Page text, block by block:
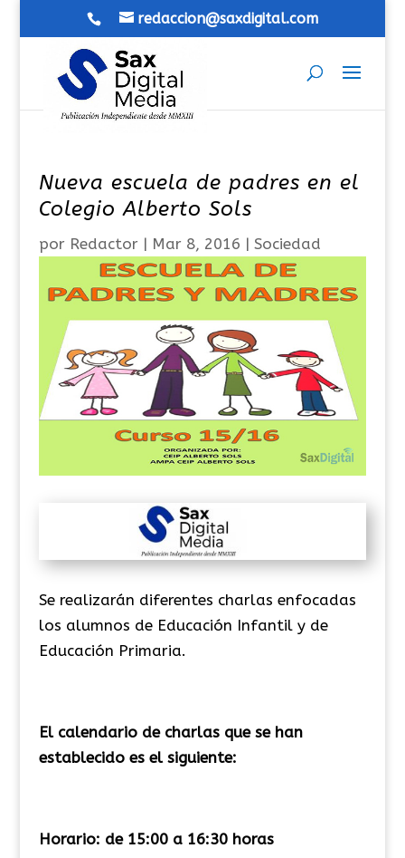
redaccion@saxdigital.com
Nueva escuela de padres en el
Colegio Alberto Sols
por Redactor| Mar 8, 2016 | Sociedad
Se realizarán diferentes charlas enfocadas
los alumnos de Educación Infantil y de
Educación Primaria.
El calendario de charlas que se han
establecido es el siguiente:
Horario: de 15:00 a 16:30 horas